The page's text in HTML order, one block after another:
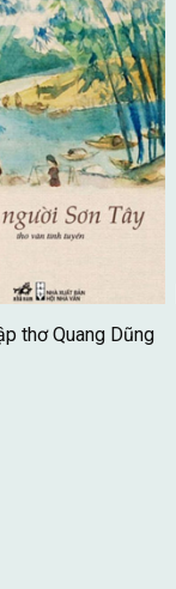
thơ Quang Dũng